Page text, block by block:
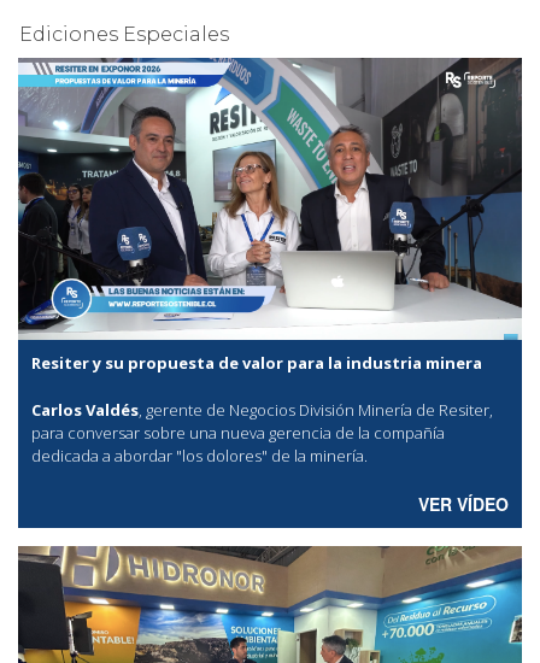
Ediciones Especiales
Resiter y su propuesta de valor para la industria minera
Carlos Valdés, gerente de Negocios División Minería de Resiter,
para conversar sobre una nueva gerencia de la compañía
dedicada a abordar "los dolores" de la minería.
VER VÍDEO